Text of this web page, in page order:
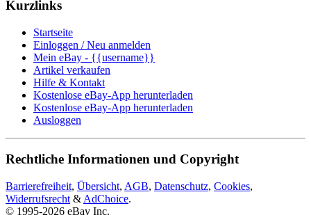
Kurzlinks
Startseite
Einloggen / Neu anmelden
Mein eBay - {{username}}
Artikel verkaufen
Hilfe & Kontakt
Kostenlose eBay-App herunterladen
Kostenlose eBay-App herunterladen
Ausloggen
Rechtliche Informationen und Copyright
Barrierefreiheit, Übersicht, AGB, Datenschutz, Cookies,
Widerrufsrecht & AdChoice.
© 1995-2026 eBay Inc.